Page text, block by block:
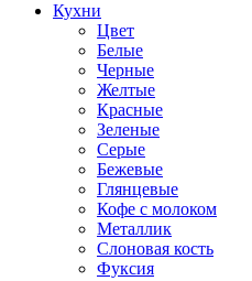
Кухни
Цвет
Белые
Черные
Желтые
Красные
Зеленые
Серые
Бежевые
Глянцевые
Кофе с молоком
Металлик
Слоновая кость
Фуксия